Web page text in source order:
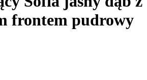
frontem pudrowy